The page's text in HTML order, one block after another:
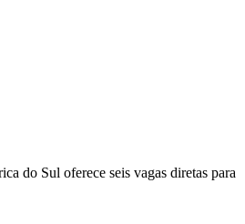
do Sul oferece seis vagas diretas para